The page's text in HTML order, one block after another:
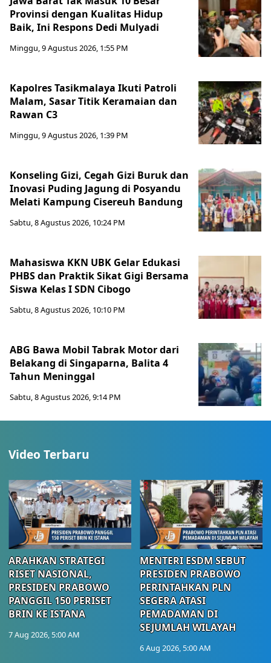
Provinsi dengan Kualitas Hidup
Baik, Ini Respons Dedi Mulyadi
Minggu, 9 Agustus 2026, 1:55 PM
Kapolres Tasikmalaya Ikuti Patroli
Malam, Sasar Titik Keramaian dan
Rawan C3
Minggu, 9 Agustus 2026, 1:39 PM
Konseling Gizi, Cegah Gizi Buruk dan
Inovasi Puding Jagung di Posyandu
Melati Kampung Cisereuh Bandung
Sabtu, 8 Agustus 2026, 10:24 PM
Mahasiswa KKN UBK Gelar Edukasi
PHBS dan Praktik Sikat Gigi Bersama
Siswa Kelas I SDN Cibogo
Sabtu, 8 Agustus 2026, 10:10 PM
ABG Bawa Mobil Tabrak Motor dari
Belakang di Singaparna, Balita 4
Tahun Meninggal
Sabtu, 8 Agustus 2026, 9:14 PM
Video Terbaru
ARAHKAN STRATEGI
RISET NASIONAL,
PRESIDEN PRABOWO
PANGGIL 150 PERISET
BRIN KE ISTANA
7 Aug 2026, 5:00 AM
MENTERI ESDM SEBUT
PRESIDEN PRABOWO
PERINTAHKAN PLN
SEGERA ATASI
PEMADAMAN DI
SEJUMLAH WILAYAH
6 Aug 2026, 5:00 AM